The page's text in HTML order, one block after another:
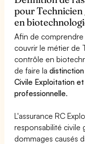
pour
en
Afin de comprendre
couvrir le métier de
contrôle en
de faire la
Civile Exploitation
professionnelle.
L'assurance RC
responsabilité civile
dommages causés